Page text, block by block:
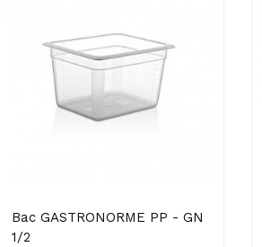
Bac GASTRONORME PP - GN
1/2